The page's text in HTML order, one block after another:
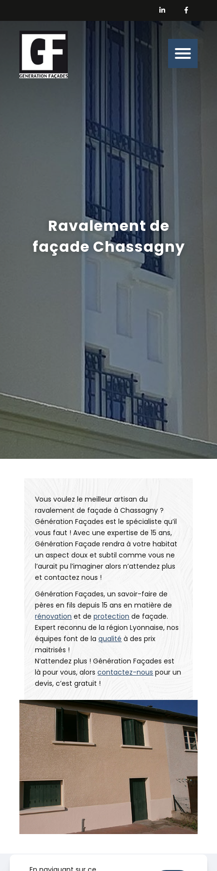
Générations Façades
Nos prestations
Nos belles histoires de chantiers
Générations Façades s’engage
Recrutement
Ravalement de
façade Chassagny
Vous voulez le meilleur artisan du
ravalement de façade à Chassagny ?
Génération Façades est le spécialiste qu’il
vous faut ! Avec une expertise de 15 ans,
Génération Façade rendra à votre habitat
un aspect doux et subtil comme vous ne
l’aurait pu l’imaginer alors n’attendez plus
et contactez nous !
Génération Façades, un savoir-faire de
pères en fils depuis 15 ans en matière de
rénovation et deprotection de façade.
Expert reconnu de la région Lyonnaise, nos
équipes font de laqualité à des prix
maitrisés !
N’attendez plus ! Génération Façades est
là pour vous, alorscontactez-nous pour un
devis, c’est gratuit !